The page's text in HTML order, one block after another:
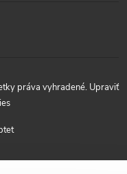
práva vyhradené. Upraviť